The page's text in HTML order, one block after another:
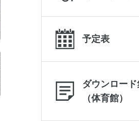
予定表
ダウンロード
（体育館）